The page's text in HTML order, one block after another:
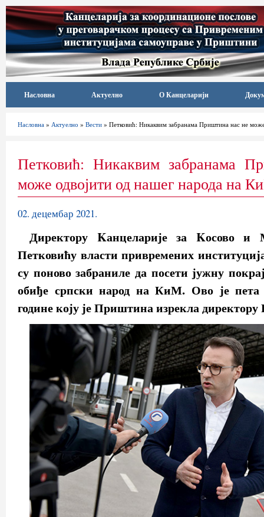
Насловна Актуелно О Канцеларији
Насловна » Актуелно » Вести » Петковић: Никаквим забранама Приштина нас не
Петковић: Никаквим забранама
може одвојити од нашег народа на
02. децембар 2021.
Директору Kанцеларије за Kосово и
Петковићу власти привремених
су поново забраниле да посети јужну
обиђе српски народ на КиМ. Ово је пета
године коју је Приштина изрекла